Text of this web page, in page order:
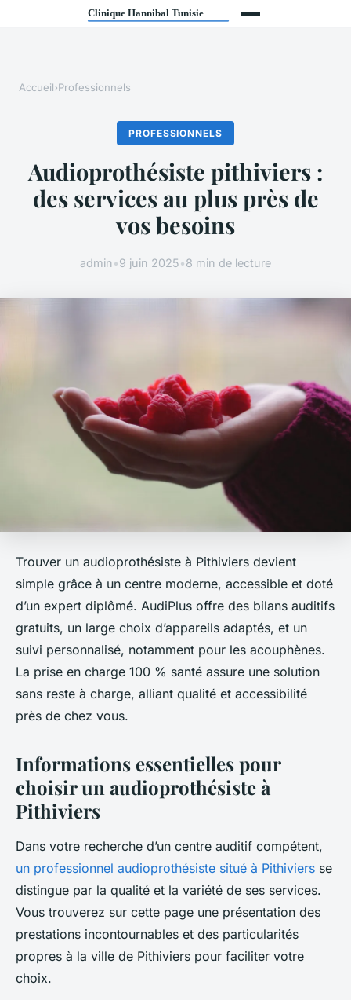
Accueil›Professionnels
PROFESSIONNELS
Audioprothésiste pithiviers :
des services au plus près de
vos besoins
admin•9 juin 2025•8 min de lecture
Trouver un audioprothésiste à Pithiviers devient
simple grâce à un centre moderne, accessible et doté
d’un expert diplômé. AudiPlus offre des bilans auditifs
gratuits, un large choix d’appareils adaptés, et un
suivi personnalisé, notamment pour les acouphènes.
La prise en charge 100 % santé assure une solution
sans reste à charge, alliant qualité et accessibilité
près de chez vous.
Informations essentielles pour
choisir un audioprothésiste à
Pithiviers
Dans votre recherche d’un centre auditif compétent,
un professionnel audioprothésiste situé à Pithiviers se
distingue par la qualité et la variété de ses services.
Vous trouverez sur cette page une présentation des
prestations incontournables et des particularités
propres à la ville de Pithiviers pour faciliter votre
choix.